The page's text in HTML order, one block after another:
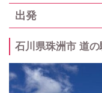
出発
石川県珠洲市 道の